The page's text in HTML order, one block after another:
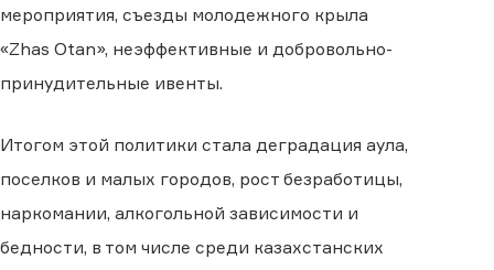
мероприятия, съезды молодежного крыла
«Zhas Otan», неэффективные и добровольно-
принудительные ивенты.
Итогом этой политики стала деградация аула,
поселков и малых городов, рост безработицы,
наркомании, алкогольной зависимости и
бедности, в том числе среди казахстанских